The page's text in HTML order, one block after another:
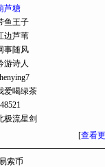
芦糖
鱼王子
边芦苇
事随风
游诗人
爱喝绿茶
极流星剑
[查看
索币